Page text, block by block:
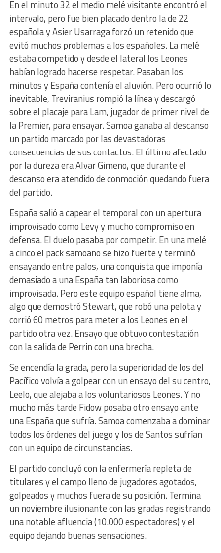
En el minuto 32 el medio melé visitante encontró el
intervalo, pero fue bien placado dentro la de 22
española y Asier Usarraga forzó un retenido que
evitó muchos problemas a los españoles. La melé
estaba competido y desde el lateral los Leones
habían logrado hacerse respetar. Pasaban los
minutos y España contenía el aluvión. Pero ocurrió lo
inevitable, Treviranius rompió la línea y descargó
sobre el placaje para Lam, jugador de primer nivel de
la Premier, para ensayar. Samoa ganaba al descanso
un partido marcado por las devastadoras
consecuencias de sus contactos. El último afectado
por la dureza era Alvar Gimeno, que durante el
descanso era atendido de conmoción quedando fuera
del partido.
España salió a capear el temporal con un apertura
improvisado como Levy y mucho compromiso en
defensa. El duelo pasaba por competir. En una melé
a cinco el pack samoano se hizo fuerte y terminó
ensayando entre palos, una conquista que imponía
demasiado a una España tan laboriosa como
improvisada. Pero este equipo español tiene alma,
algo que demostró Stewart, que robó una pelota y
corrió 60 metros para meter a los Leones en el
partido otra vez. Ensayo que obtuvo contestación
con la salida de Perrin con una brecha.
Se encendía la grada, pero la superioridad de los del
Pacífico volvía a golpear con un ensayo del su centro,
Leelo, que alejaba a los voluntariosos Leones. Y no
mucho más tarde Fidow posaba otro ensayo ante
una España que sufría. Samoa comenzaba a dominar
todos los órdenes del juego y los de Santos sufrían
con un equipo de circunstancias.
El partido concluyó con la enfermería repleta de
titulares y el campo lleno de jugadores agotados,
golpeados y muchos fuera de su posición. Termina
un noviembre ilusionante con las gradas registrando
una notable afluencia (10.000 espectadores) y el
equipo dejando buenas sensaciones.